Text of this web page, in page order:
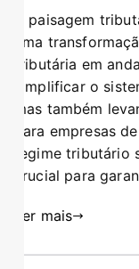
A paisagem
uma
tributária em
simplificar o
mas também
para empresas
regime
crucial para
Ler mais